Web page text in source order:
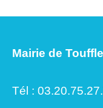
Mairie de
Tél :